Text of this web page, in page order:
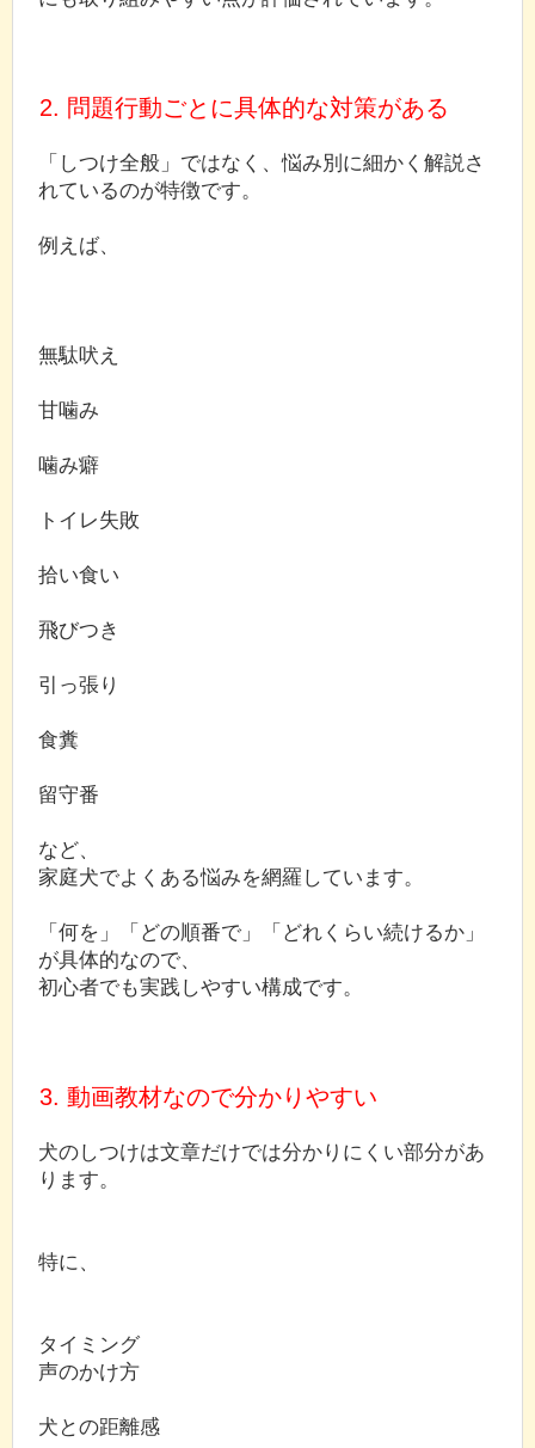
2. 問題行動ごとに具体的な対策がある
「しつけ全般」ではなく、悩み別に細かく解説さ
れているのが特徴です。
例えば、
無駄吠え
甘噛み
噛み癖
トイレ失敗
拾い食い
飛びつき
引っ張り
食糞
留守番
など、
家庭犬でよくある悩みを網羅しています。
「何を」「どの順番で」「どれくらい続けるか」
が具体的なので、
初心者でも実践しやすい構成です。
3. 動画教材なので分かりやすい
犬のしつけは文章だけでは分かりにくい部分があ
ります。
特に、
タイミング
声のかけ方
犬との距離感